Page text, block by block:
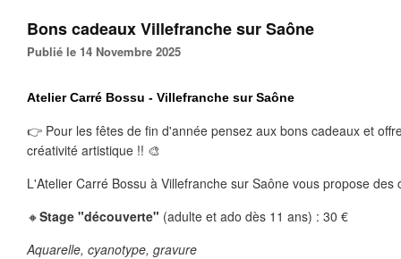
Bons cadeaux Villefranche sur Saône
Publié le 14 Novembre 2025
Atelier Carré Bossu - Villefranche sur Saône
👉 Pour les fêtes de fin d'année pensez aux bons cadeaux et
créativité artistique !! 🎨
L'Atelier Carré Bossu à Villefranche sur Saône vous propose des
🔸Stage "découverte" (adulte et ado dès 11 ans) : 30 €
Aquarelle, cyanotype, gravure